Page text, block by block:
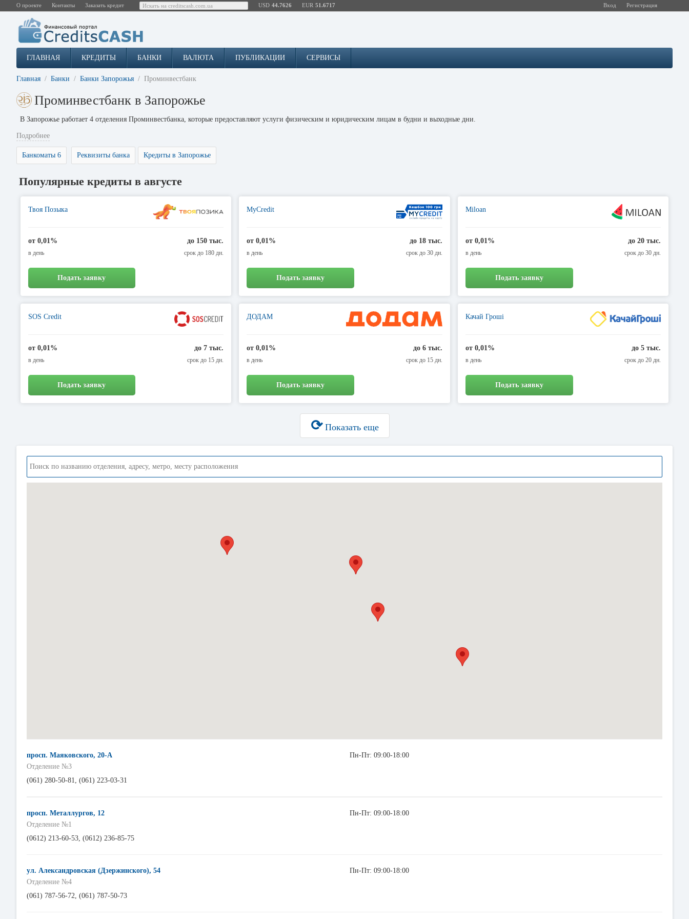
О проекте Контакты Заказать кредит USD 44.7626 EUR 51.6717 Вход Регистрация
ГЛАВНАЯ КРЕДИТЫ БАНКИ ВАЛЮТА ПУБЛИКАЦИИ СЕРВИСЫ
Главная Банки Банки Запорожья Проминвестбанк
Проминвестбанк в Запорожье
В Запорожье работает 4 отделения Проминвестбанка, которые предоставляют услуги физическим и юридическим лицам в будни и выходные дни.
Подробнее
Банкоматы 6 Реквизиты банка Кредиты в Запорожье
Популярные кредиты в августе
Твоя Позыка
от 0,01%
в день
до 150 тыс.
срок до 180 дн.
Подать заявку
MyCredit
от 0,01%
в день
до 18 тыс.
срок до 30 дн.
Подать заявку
Miloan
от 0,01%
в день
до 20 тыс.
срок до 30 дн.
Подать заявку
SOS Credit
от 0,01%
в день
до 7 тыс.
срок до 15 дн.
Подать заявку
ДОДАМ
от 0,01%
в день
до 6 тыс.
срок до 15 дн.
Подать заявку
Качай Гроші
от 0,01%
в день
до 5 тыс.
срок до 20 дн.
Подать заявку
⟳Показать еще
просп. Маяковского, 20-А
Отделение №3
(061) 280-50-81, (061) 223-03-31
Пн-Пт: 09:00-18:00
просп. Металлургов, 12
Отделение №1
(0612) 213-60-53, (0612) 236-85-75
Пн-Пт: 09:00-18:00
ул. Александровская (Дзеpжинского), 54
Отделение №4
(061) 787-56-72, (061) 787-50-73
Пн-Пт: 09:00-18:00